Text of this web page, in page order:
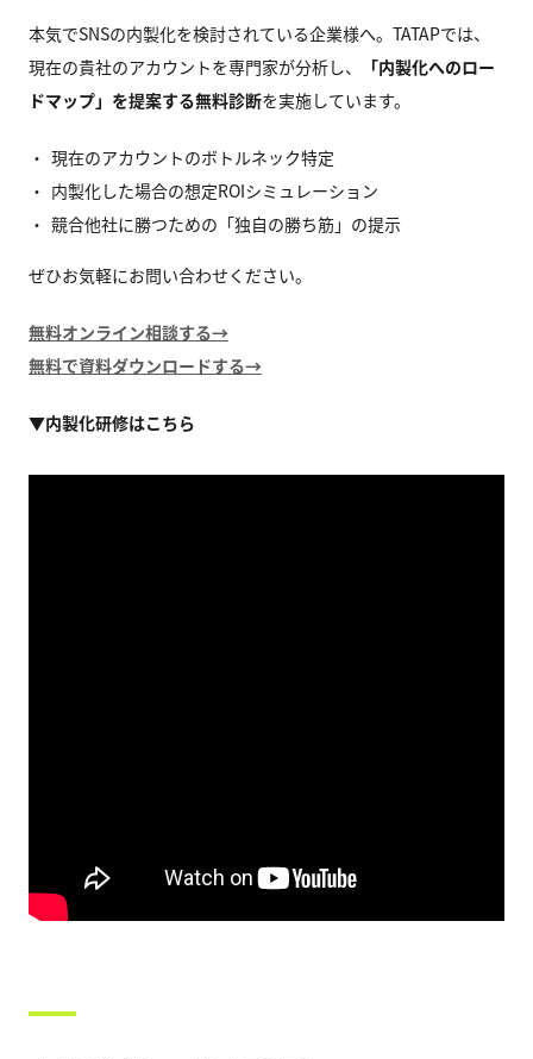
本気でSNSの内製化を検討されている企業様へ。TATAPでは、
現在の貴社のアカウントを専門家が分析し、
「内製化へのロー
ドマップ」を提案する無料診断を実施しています。
現在のアカウントのボトルネック特定
内製化した場合の想定ROIシミュレーション
競合他社に勝つための「独自の勝ち筋」の提示
ぜひお気軽にお問い合わせください。
無料オンライン相談する→
無料で資料ダウンロードする→
▼内製化研修はこちら